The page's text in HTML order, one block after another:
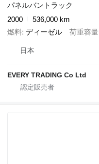
パネルバントラック
2000
536,000 km
燃料 ディーゼル 荷重容量
日本
EVERY TRADING Co Ltd